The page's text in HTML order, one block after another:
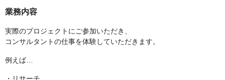
業務内容
実際のプロジェクトにご参加いただき、
コンサルタントの仕事を体験していただきます。
例えば…